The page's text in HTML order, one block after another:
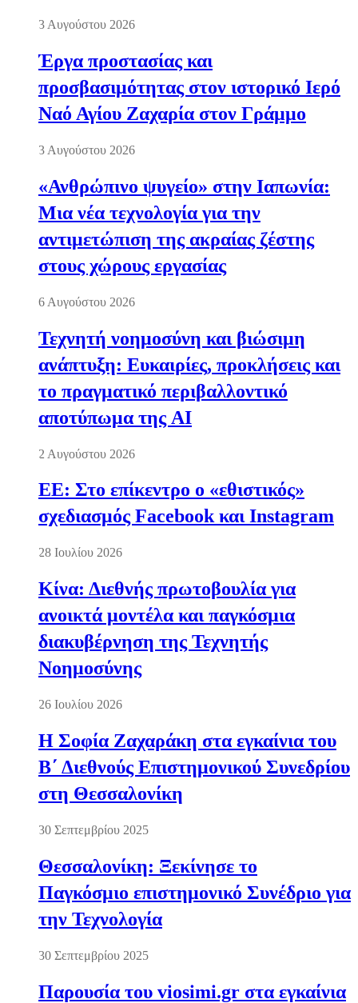
3 Αυγούστου 2026
Έργα προστασίας και
προσβασιμότητας στον ιστορικό Ιερό
Ναό Αγίου Ζαχαρία στον Γράμμο
3 Αυγούστου 2026
«Ανθρώπινο ψυγείο» στην Ιαπωνία:
Μια νέα τεχνολογία για την
αντιμετώπιση της ακραίας ζέστης
στους χώρους εργασίας
6 Αυγούστου 2026
Τεχνητή νοημοσύνη και βιώσιμη
ανάπτυξη: Ευκαιρίες, προκλήσεις και
το πραγματικό περιβαλλοντικό
αποτύπωμα της AI
2 Αυγούστου 2026
ΕΕ: Στο επίκεντρο ο «εθιστικός»
σχεδιασμός Facebook και Instagram
28 Ιουλίου 2026
Κίνα: Διεθνής πρωτοβουλία για
ανοικτά μοντέλα και παγκόσμια
διακυβέρνηση της Τεχνητής
Νοημοσύνης
26 Ιουλίου 2026
Η Σοφία Ζαχαράκη στα εγκαίνια του
Β΄ Διεθνούς Επιστημονικού Συνεδρίου
στη Θεσσαλονίκη
30 Σεπτεμβρίου 2025
Θεσσαλονίκη: Ξεκίνησε το
Παγκόσμιο επιστημονικό Συνέδριο για
την Τεχνολογία
30 Σεπτεμβρίου 2025
Παρουσία του viosimi.gr στα εγκαίνια